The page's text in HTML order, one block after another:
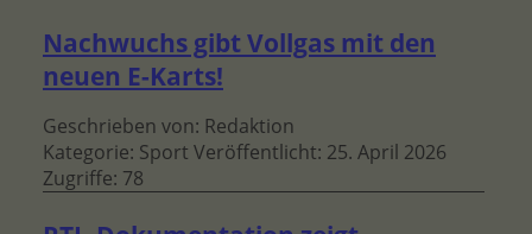
Nachwuchs gibt Vollgas mit den
neuen E-Karts!
Geschrieben von: Redaktion
Kategorie: Sport Veröffentlicht: 25. April 2026
Zugriffe: 78